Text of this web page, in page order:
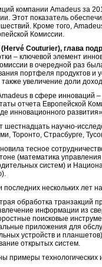
компании Amadeus за
Этот показатель
Кроме того,
Комиссии.
Hervé Couturier), глава
– ключевой элемент
в очередной раз
портфеля продуктов и
увеличение доли
в сфере инноваций
отчета Европейской
инновационного
шестнадцать научно-
Торонто, Страсбурге,
тесное
(математика
систем) и
последних нескольких лет
обработка транзакций
информации из
поисковые
приложения для
устройств и
открытых систем.
примеры технологических